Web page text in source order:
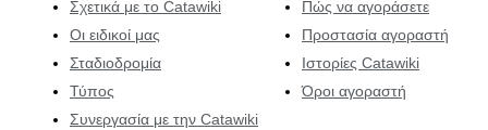
Σχετικά με το Catawiki
Οι ειδικοί μας
Σταδιοδρομία
Τύπος
Συνεργασία με την Catawiki
Πώς να αγοράσετε
Προστασία αγοραστή
Ιστορίες Catawiki
Όροι αγοραστή